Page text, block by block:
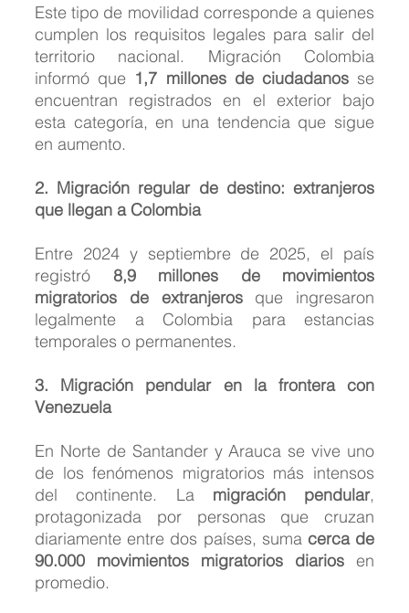
Este tipo de movilidad corresponde a quienes
cumplen los requisitos legales para salir del
territorio nacional. Migración Colombia
informó que 1,7 millones de ciudadanos se
encuentran registrados en el exterior bajo
esta categoría, en una tendencia que sigue
en aumento.
2. Migración regular de destino: extranjeros
que llegan a Colombia
Entre 2024 y septiembre de 2025, el país
registró 8,9 millones de movimientos
migratorios de extranjeros que ingresaron
legalmente a Colombia para estancias
temporales o permanentes.
3. Migración pendular en la frontera con
Venezuela
En Norte de Santander y Arauca se vive uno
de los fenómenos migratorios más intensos
del continente. La migración pendular,
protagonizada por personas que cruzan
diariamente entre dos países, suma cerca de
90.000 movimientos migratorios diarios en
promedio.